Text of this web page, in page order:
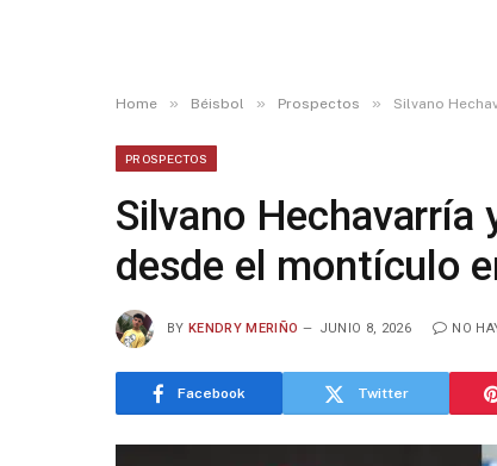
Home » Béisbol » Prospectos » Silvano
PROSPECTOS
Silvano
desde el montículo
BY KENDRY MERIÑO JUNIO 8, 2026 NO
Facebook Twitter